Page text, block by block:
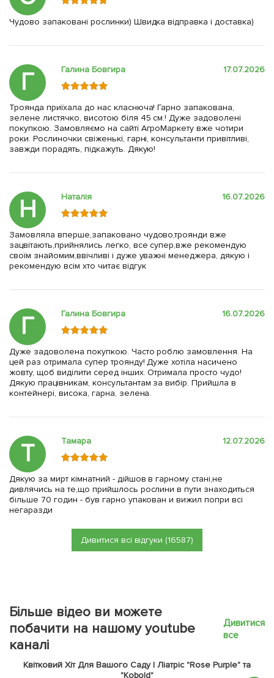
Чудово запаковані рослинки) Швидка відправка і доставка)
Г Галина Бовгира 17.07.2026
Троянда приїхала до нас класнюча! Гарно запакована,
зелене листячко, висотою біля 45 см.! Дуже задоволені
покупкою. Замовляємо на сайті АгроМаркету вже чотири
роки. Рослиночки свіженькі, гарні, консультанти привітливі,
завжди порадять, підкажуть. Дякую!
Н Наталія 16.07.2026
Замовляла вперше,запаковано чудово,троянди вже
зацвітають,прийнялись легко, все супер,вже рекомендую
своїм знайомим,ввічливі і дуже уважні менеджера, дякую і
рекомендую всім хто читає відгук
Г Галина Бовгира 16.07.2026
Дуже задоволена покупкою. Часто роблю замовлення. На
цей раз отримала супер троянду! Дуже хотіла насичено
жовту, щоб виділити серед інших. Отримала просто чудо!
Дякую працівникам, консультантам за вибір. Прийшла в
контейнері, висока, гарна, зелена.
Т Тамара 12.07.2026
Дякую за мирт кімнатний - дійшов в гарному стані,не
дивлячись на те,що прийшлось рослини в пути знаходиться
більше 70 годин - був гарно упакован и вижил попри всі
негаразди
Дивитися всі відгуки (16587)
Більше відео ви можете
побачити на нашому youtube
каналі
Дивитися
все
Квітковий Хіт Для Вашого Саду | Ліатріс "Rose Purple" та
"Kobold"